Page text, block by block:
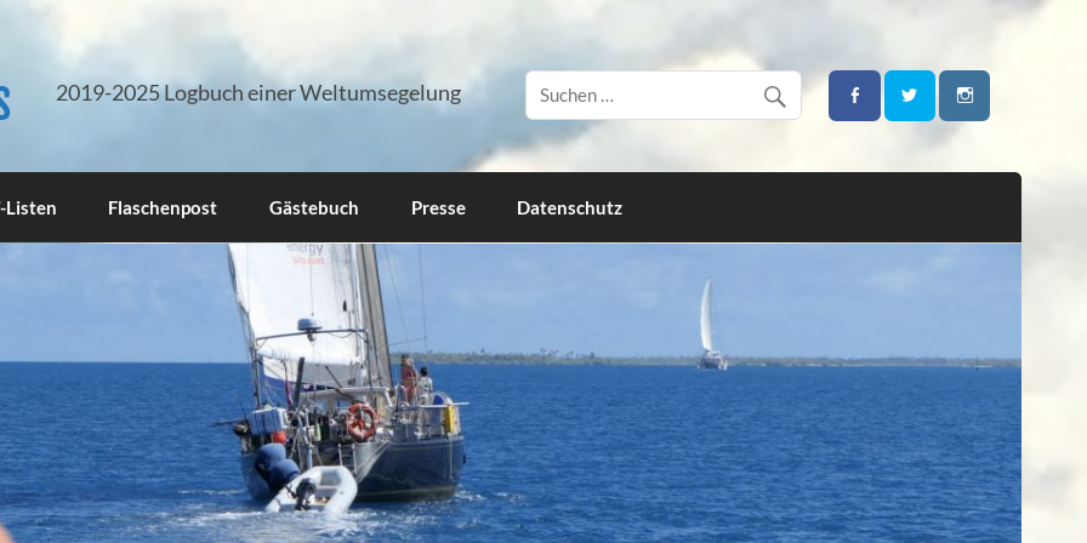
2019-2025 Logbuch einer Weltumsegelung
Listen Flaschenpost Gästebuch Presse Datenschutz